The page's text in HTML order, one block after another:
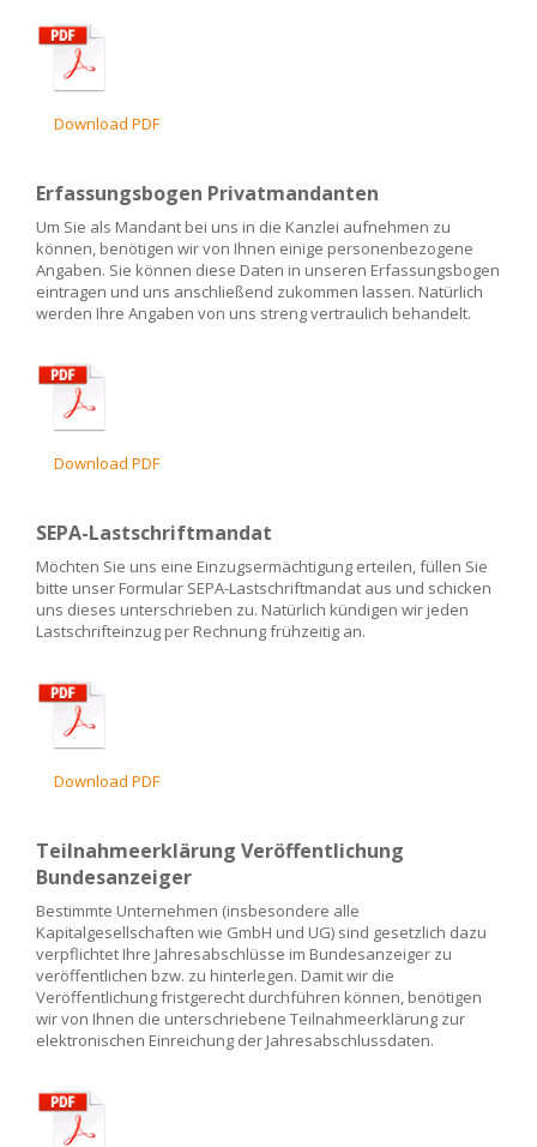
Download PDF
Erfassungsbogen Privatmandanten
Um Sie als Mandant bei uns in die Kanzlei aufnehmen zu
können, benötigen wir von Ihnen einige personenbezogene
Angaben. Sie können diese Daten in unseren Erfassungsbogen
eintragen und uns anschließend zukommen lassen. Natürlich
werden Ihre Angaben von uns streng vertraulich behandelt.
Download PDF
SEPA-Lastschriftmandat
Möchten Sie uns eine Einzugsermächtigung erteilen, füllen Sie
bitte unser Formular SEPA-Lastschriftmandat aus und schicken
uns dieses unterschrieben zu. Natürlich kündigen wir jeden
Lastschrifteinzug per Rechnung frühzeitig an.
Download PDF
Teilnahmeerklärung Veröffentlichung
Bundesanzeiger
Bestimmte Unternehmen (insbesondere alle
Kapitalgesellschaften wie GmbH und UG) sind gesetzlich dazu
verpflichtet Ihre Jahresabschlüsse im Bundesanzeiger zu
veröffentlichen bzw. zu hinterlegen. Damit wir die
Veröffentlichung fristgerecht durchführen können, benötigen
wir von Ihnen die unterschriebene Teilnahmeerklärung zur
elektronischen Einreichung der Jahresabschlussdaten.